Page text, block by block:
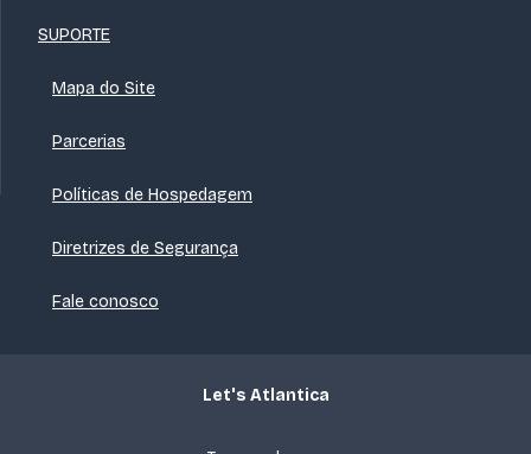
SUPORTE
Mapa do Site
Parcerias
Políticas de Hospedagem
Diretrizes de Segurança
Fale conosco
Let's Atlantica